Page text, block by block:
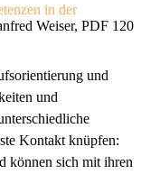
in der
Weiser, PDF 120
und
und
Kontakt knüpfen:
können sich mit ihren